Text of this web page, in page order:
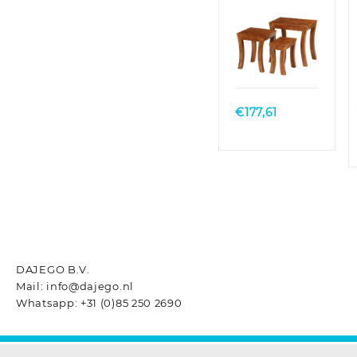
massief
acaciahout
bruinQuick
View
€177,61
DAJEGO B.V.
Mail: info@dajego.nl
Whatsapp: +31 (0)85 250 2690